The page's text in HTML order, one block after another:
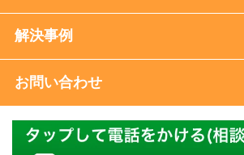
解決事例
お問い合わせ